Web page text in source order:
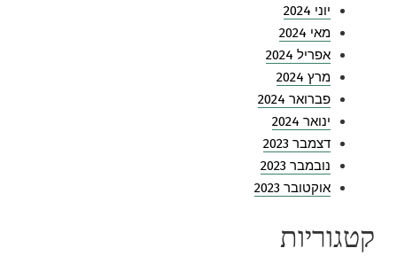
יוני 2024
מאי 2024
אפריל 2024
מרץ 2024
פברואר 2024
ינואר 2024
דצמבר 2023
נובמבר 2023
אוקטובר 2023
קטגוריות